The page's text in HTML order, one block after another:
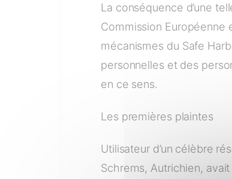
La conséquence d’une
Commission Européenne
mécanismes du Safe
personnelles et des
en ce sens.
Les premières plaintes
Utilisateur d’un célèbre
Schrems, Autrichien,